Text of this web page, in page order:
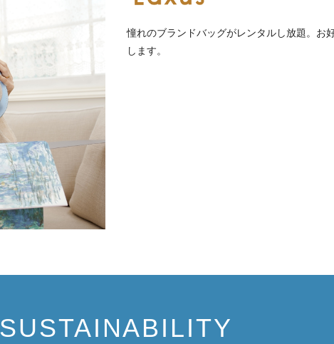
憧れのブランドバッグがレンタルし放題。お
します。
SUSTAINABILITY